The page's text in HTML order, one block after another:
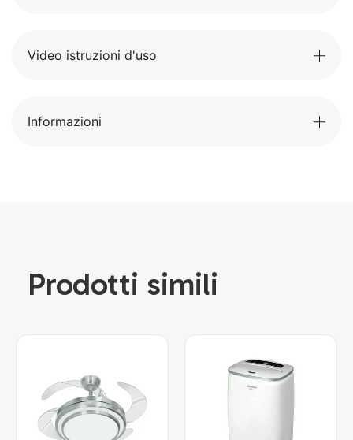
Video istruzioni d'uso
Informazioni
Prodotti simili